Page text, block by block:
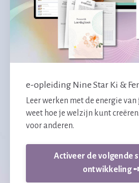
e-opleiding Nine Star Ki &
Leer werken met de energie
weet hoe je welzijn kunt
voor anderen.
Activeer de volgende
ontwikkeling